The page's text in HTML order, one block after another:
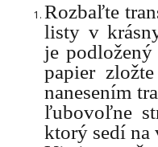
Rozbaľte
listy v
je
papier
nanesením
ľubovoľne
ktorý sedí na